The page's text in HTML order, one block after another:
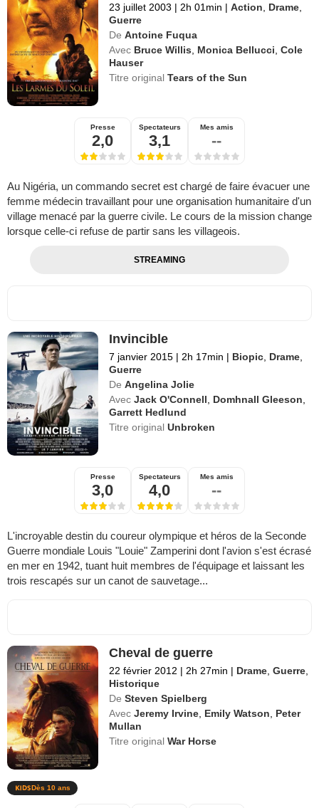
23 juillet 2003 | 2h 01min | Action Drame
Guerre
De Antoine Fuqua
Avec Bruce Willis Monica Bellucci ,Cole
Hauser
Titre originalTears of the Sun
Presse
2,0
Spectateurs
3,1
Mes amis
--
Au Nigéria, un commando secret est chargé de faire évacuer une
femme médecin travaillant pour une organisation humanitaire d'un
village menacé par la guerre civile. Le cours de la mission change
lorsque celle-ci refuse de partir sans les villageois.
STREAMING
Invincible
7 janvier 2015 | 2h 17min | Biopic Drame
Guerre
De Angelina Jolie
Avec Jack O'Connell Domhnall Gleeson
Garrett Hedlund
Titre originalUnbroken
Presse
3,0
Spectateurs
4,0
Mes amis
--
L'incroyable destin du coureur olympique et héros de la Seconde
Guerre mondiale Louis "Louie" Zamperini dont l'avion s'est écrasé
en mer en 1942, tuant huit membres de l'équipage et laissant les
trois rescapés sur un canot de sauvetage...
Cheval de guerre
22 février 2012 | 2h 27min | Drame ,Guerre
Historique
De Steven Spielberg
Avec Jeremy Irvine Emily Watson
Peter
Mullan
Titre originalWar Horse
Dès 10 ans